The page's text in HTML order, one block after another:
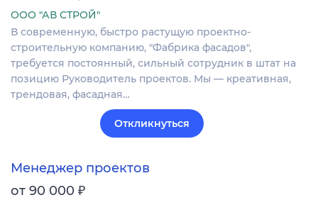
ООО "АВ СТРОЙ"
В современную, быстро растущую проектно-
строительную компанию, "Фабрика фасадов",
требуется постоянный, сильный сотрудник в штат на
позицию Руководитель проектов. Мы — креативная,
трендовая, фасадная…
Откликнуться
Менеджер проектов
от 90 000 ₽